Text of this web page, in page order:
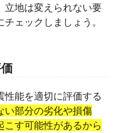
立地は変えられない要
ェックしましょう。
能を適切に評価する
い部分の劣化や損傷
こす可能性があるから